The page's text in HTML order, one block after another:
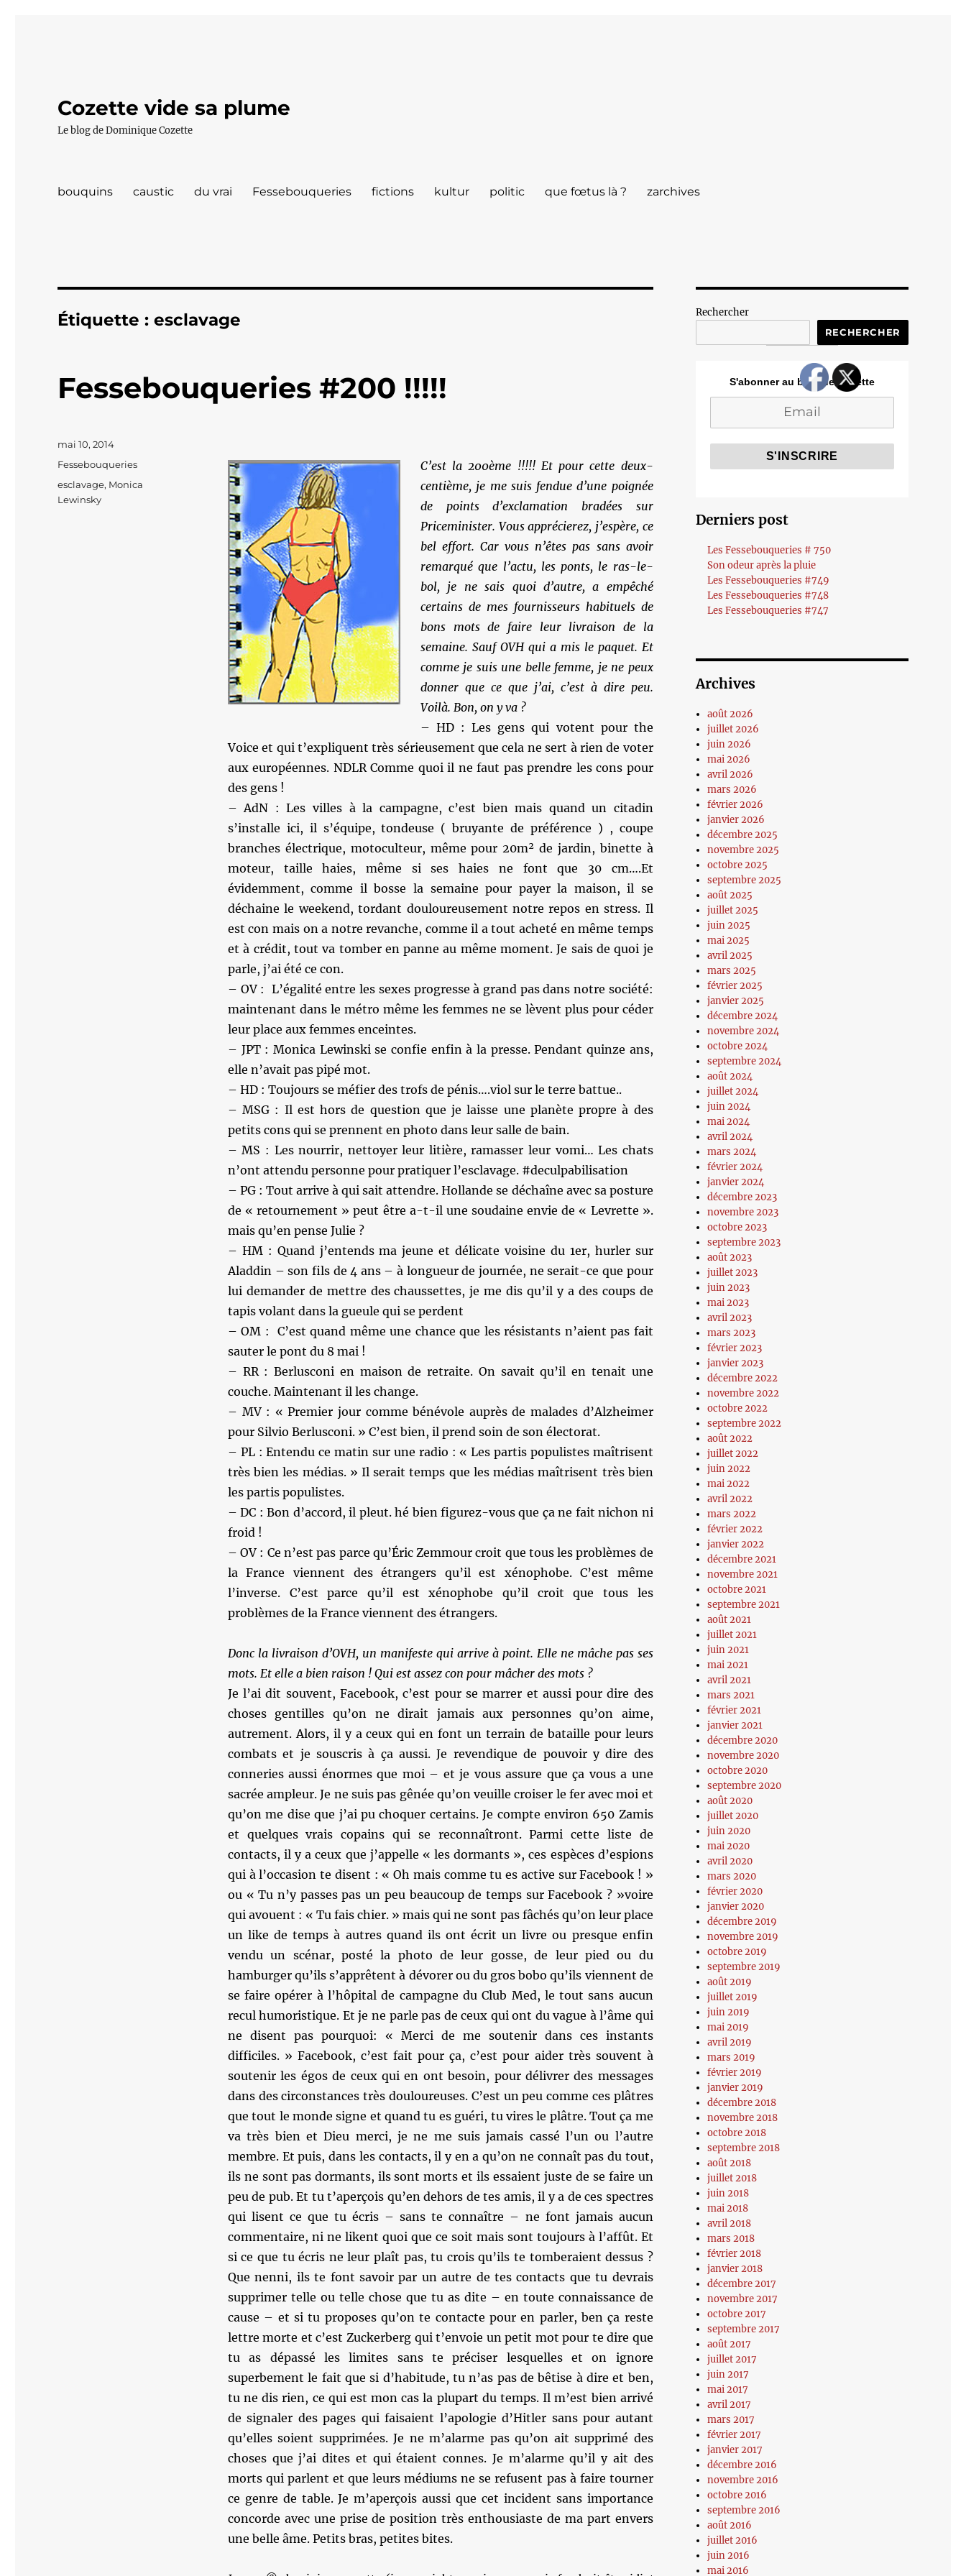
Cozette vide sa plume
Le blog de Dominique Cozette
bouquins caustic du vrai Fessebouqueries fictions kultur politic que fœtus là ? zarchives
Étiquette :esclavage
Fessebouqueries #200 !!!!!
C’est la 200ème !!!!! Et pour cette deux-
centième, je me suis fendue d’une poignée
de points d’exclamation bradées sur
Priceminister. Vous apprécierez, j’espère, ce
bel effort. Car vous n’êtes pas sans avoir
remarqué que l’actu, les ponts, le ras-le-
bol, je ne sais quoi d’autre, a empêché
certains de mes fournisseurs habituels de
bons mots de faire leur livraison de la
semaine. Sauf OVH qui a mis le paquet. Et
comme je suis une belle femme, je ne peux
donner que ce que j’ai, c’est à dire peu.
Voilà. Bon, on y va ?
– HD : Les gens qui votent pour the
Voice et qui t’expliquent très sérieusement que cela ne sert à rien de voter
aux européennes. NDLR Comme quoi il ne faut pas prendre les cons pour
des gens !
– AdN : Les villes à la campagne, c’est bien mais quand un citadin
s’installe ici, il s’équipe, tondeuse ( bruyante de préférence ) , coupe
branches électrique, motoculteur, même pour 20m² de jardin, binette à
moteur, taille haies, même si ses haies ne font que 30 cm….Et
évidemment, comme il bosse la semaine pour payer la maison, il se
déchaine le weekend, tordant douloureusement notre repos en stress. Il
est con mais on a notre revanche, comme il a tout acheté en même temps
et à crédit, tout va tomber en panne au même moment. Je sais de quoi je
parle, j’ai été ce con.
– OV : L’égalité entre les sexes progresse à grand pas dans notre société:
maintenant dans le métro même les femmes ne se lèvent plus pour céder
leur place aux femmes enceintes.
– JPT : Monica Lewinski se confie enfin à la presse. Pendant quinze ans,
elle n’avait pas pipé mot.
– HD : Toujours se méfier des trofs de pénis….viol sur le terre battue..
– MSG : Il est hors de question que je laisse une planète propre à des
petits cons qui se prennent en photo dans leur salle de bain.
– MS : Les nourrir, nettoyer leur litière, ramasser leur vomi… Les chats
n’ont attendu personne pour pratiquer l’esclavage. #deculpabilisation
– PG : Tout arrive à qui sait attendre. Hollande se déchaîne avec sa posture
de « retournement » peut être a-t-il une soudaine envie de « Levrette ».
mais qu’en pense Julie ?
– HM : Quand j’entends ma jeune et délicate voisine du 1er, hurler sur
Aladdin – son fils de 4 ans – à longueur de journée, ne serait-ce que pour
lui demander de mettre des chaussettes, je me dis qu’il y a des coups de
tapis volant dans la gueule qui se perdent
– OM : C’est quand même une chance que les résistants n’aient pas fait
sauter le pont du 8 mai !
– RR : Berlusconi en maison de retraite. On savait qu’il en tenait une
couche. Maintenant il les change.
– MV : « Premier jour comme bénévole auprès de malades d’Alzheimer
pour Silvio Berlusconi. » C’est bien, il prend soin de son électorat.
– PL : Entendu ce matin sur une radio : « Les partis populistes maîtrisent
très bien les médias. » Il serait temps que les médias maîtrisent très bien
les partis populistes.
– DC : Bon d’accord, il pleut. hé bien figurez-vous que ça ne fait nichon ni
froid !
– OV : Ce n’est pas parce qu’Éric Zemmour croit que tous les problèmes de
la France viennent des étrangers qu’il est xénophobe. C’est même
l’inverse. C’est parce qu’il est xénophobe qu’il croit que tous les
problèmes de la France viennent des étrangers.
Donc la livraison d’OVH, un manifeste qui arrive à point. Elle ne mâche pas ses
mots. Et elle a bien raison ! Qui est assez con pour mâcher des mots ?
Je l’ai dit souvent, Facebook, c’est pour se marrer et aussi pour dire des
choses gentilles qu’on ne dirait jamais aux personnes qu’on aime,
autrement. Alors, il y a ceux qui en font un terrain de bataille pour leurs
combats et je souscris à ça aussi. Je revendique de pouvoir y dire des
conneries aussi énormes que moi – et je vous assure que ça vous a une
sacrée ampleur. Je ne suis pas gênée qu’on veuille croiser le fer avec moi et
qu’on me dise que j’ai pu choquer certains. Je compte environ 650 Zamis
et quelques vrais copains qui se reconnaîtront. Parmi cette liste de
contacts, il y a ceux que j’appelle « les dormants », ces espèces d’espions
qui à l’occasion te disent : « Oh mais comme tu es active sur Facebook ! »
ou « Tu n’y passes pas un peu beaucoup de temps sur Facebook ? »voire
qui avouent : « Tu fais chier. » mais qui ne sont pas fâchés qu’on leur place
un like de temps à autres quand ils ont écrit un livre ou presque enfin
vendu un scénar, posté la photo de leur gosse, de leur pied ou du
hamburger qu’ils s’apprêtent à dévorer ou du gros bobo qu’ils viennent de
se faire opérer à l’hôpital de campagne du Club Med, le tout sans aucun
recul humoristique. Et je ne parle pas de ceux qui ont du vague à l’âme qui
ne disent pas pourquoi: « Merci de me soutenir dans ces instants
difficiles. » Facebook, c’est fait pour ça, c’est pour aider très souvent à
soutenir les égos de ceux qui en ont besoin, pour délivrer des messages
dans des circonstances très douloureuses. C’est un peu comme ces plâtres
que tout le monde signe et quand tu es guéri, tu vires le plâtre. Tout ça me
va très bien et Dieu merci, je ne me suis jamais cassé l’un ou l’autre
membre. Et puis, dans les contacts, il y en a qu’on ne connaît pas du tout,
ils ne sont pas dormants, ils sont morts et ils essaient juste de se faire un
peu de pub. Et tu t’aperçois qu’en dehors de tes amis, il y a de ces spectres
qui lisent ce que tu écris – sans te connaître – ne font jamais aucun
commentaire, ni ne likent quoi que ce soit mais sont toujours à l’affût. Et
si ce que tu écris ne leur plaît pas, tu crois qu’ils te tomberaient dessus ?
Que nenni, ils te font savoir par un autre de tes contacts que tu devrais
supprimer telle ou telle chose que tu as dite – en toute connaissance de
cause – et si tu proposes qu’on te contacte pour en parler, ben ça reste
lettre morte et c’est Zuckerberg qui t’envoie un petit mot pour te dire que
tu as dépassé les limites sans te préciser lesquelles et on ignore
superbement le fait que si d’habitude, tu n’as pas de bêtise à dire et ben,
tu ne dis rien, ce qui est mon cas la plupart du temps. Il m’est bien arrivé
de signaler des pages qui faisaient l’apologie d’Hitler sans pour autant
qu’elles soient supprimées. Je ne m’alarme pas qu’on ait supprimé des
choses que j’ai dites et qui étaient connes. Je m’alarme qu’il y ait des
morts qui parlent et que leurs médiums ne se refusent pas à faire tourner
ce genre de table. Je m’aperçois aussi que cet incident sans importance
concorde avec une prise de position très enthousiaste de ma part envers
une belle âme. Petits bras, petites bites.
Publié
mai 10, 2014
Catégories
Fessebouqueries
Étiquettes
esclavage, Monica
Lewinsky
Rechercher
RECHERCHER
S'abonner au blog de Cozette
Derniers post
Les Fessebouqueries # 750
Son odeur après la pluie
Les Fessebouqueries #749
Les Fessebouqueries #748
Les Fessebouqueries #747
Archives
août 2026
juillet 2026
juin 2026
mai 2026
avril 2026
mars 2026
février 2026
janvier 2026
décembre 2025
novembre 2025
octobre 2025
septembre 2025
août 2025
juillet 2025
juin 2025
mai 2025
avril 2025
mars 2025
février 2025
janvier 2025
décembre 2024
novembre 2024
octobre 2024
septembre 2024
août 2024
juillet 2024
juin 2024
mai 2024
avril 2024
mars 2024
février 2024
janvier 2024
décembre 2023
novembre 2023
octobre 2023
septembre 2023
août 2023
juillet 2023
juin 2023
mai 2023
avril 2023
mars 2023
février 2023
janvier 2023
décembre 2022
novembre 2022
octobre 2022
septembre 2022
août 2022
juillet 2022
juin 2022
mai 2022
avril 2022
mars 2022
février 2022
janvier 2022
décembre 2021
novembre 2021
octobre 2021
septembre 2021
août 2021
juillet 2021
juin 2021
mai 2021
avril 2021
mars 2021
février 2021
janvier 2021
décembre 2020
novembre 2020
octobre 2020
septembre 2020
août 2020
juillet 2020
juin 2020
mai 2020
avril 2020
mars 2020
février 2020
janvier 2020
décembre 2019
novembre 2019
octobre 2019
septembre 2019
août 2019
juillet 2019
juin 2019
mai 2019
avril 2019
mars 2019
février 2019
janvier 2019
décembre 2018
novembre 2018
octobre 2018
septembre 2018
août 2018
juillet 2018
juin 2018
mai 2018
avril 2018
mars 2018
février 2018
janvier 2018
décembre 2017
novembre 2017
octobre 2017
septembre 2017
août 2017
juillet 2017
juin 2017
mai 2017
avril 2017
mars 2017
février 2017
janvier 2017
décembre 2016
novembre 2016
octobre 2016
septembre 2016
août 2016
juillet 2016
juin 2016
mai 2016